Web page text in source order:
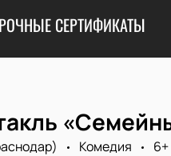
СЕРТИФИКАТЫ
Комедия
6+